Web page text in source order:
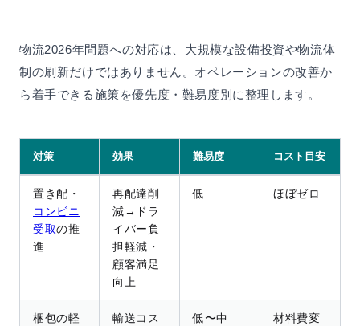
物流2026年問題への対応は、大規模な設備投資や物流体
制の刷新だけではありません。オペレーションの改善か
ら着手できる施策を優先度・難易度別に整理します。
対策 効果 難易度 コスト目安
置き配・
コンビニ
受取の推
進
再配達削
減→ドラ
イバー負
担軽減・
顧客満足
向上
低 ほぼゼロ
梱包の軽
輸送コス
低〜中
材料費変